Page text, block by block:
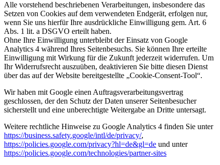
Alle vorstehend beschriebenen Verarbeitungen, insbesondere das
Setzen von Cookies auf dem verwendeten Endgerät, erfolgen nur,
wenn Sie uns hierfür Ihre ausdrückliche Einwilligung gem. Art. 6
Abs. 1 lit. a DSGVO erteilt haben.
Ohne Ihre Einwilligung unterbleibt der Einsatz von Google
Analytics 4 während Ihres Seitenbesuchs. Sie können Ihre erteilte
Einwilligung mit Wirkung für die Zukunft jederzeit widerrufen. Um
Ihr Widerrufsrecht auszuüben, deaktivieren Sie bitte diesen Dienst
über das auf der Website bereitgestellte „Cookie-Consent-Tool“.
Wir haben mit Google einen Auftragsverarbeitungsvertrag
geschlossen, der den Schutz der Daten unserer Seitenbesucher
sicherstellt und eine unberechtigte Weitergabe an Dritte untersagt.
Weitere rechtliche Hinweise zu Google Analytics 4 finden Sie unter
https://business.safety.google/intl/de/privacy/,
https://policies.google.com/privacy?hl=de&gl=de und unter
https://policies.google.com/technologies/partner-sites